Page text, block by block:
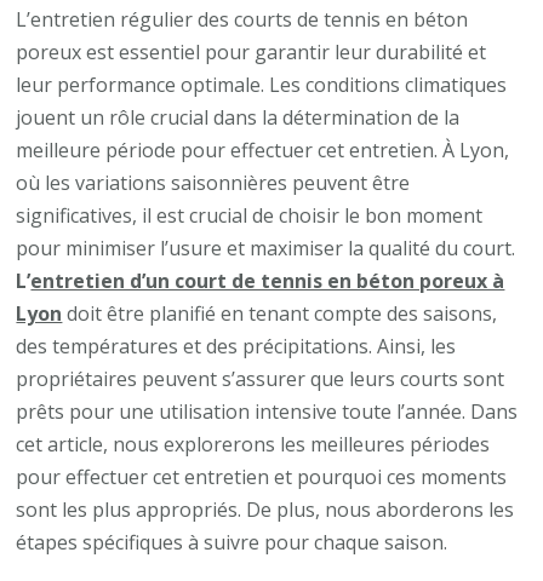
quoi
la
meilleure
période
de
l’année
pour
effectuer
l’entretien
d’un
court
de
tennis
en
béton
poreux
à
L’entretien régulier des courts de tennis en béton
poreux est essentiel pour garantir leur durabilité et
leur performance optimale. Les conditions climatiques
jouent un rôle crucial dans la détermination de la
meilleure période pour effectuer cet entretien. À Lyon,
où les variations saisonnières peuvent être
significatives, il est crucial de choisir le bon moment
pour minimiser l’usure et maximiser la qualité du court.
L’entretien d’un court de tennis en béton poreux à
Lyon doit être planifié en tenant compte des saisons,
des températures et des précipitations. Ainsi, les
propriétaires peuvent s’assurer que leurs courts sont
prêts pour une utilisation intensive toute l’année. Dans
cet article, nous explorerons les meilleures périodes
pour effectuer cet entretien et pourquoi ces moments
sont les plus appropriés. De plus, nous aborderons les
étapes spécifiques à suivre pour chaque saison.